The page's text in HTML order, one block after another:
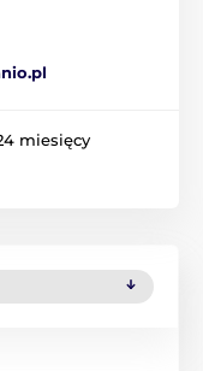
miesięcy